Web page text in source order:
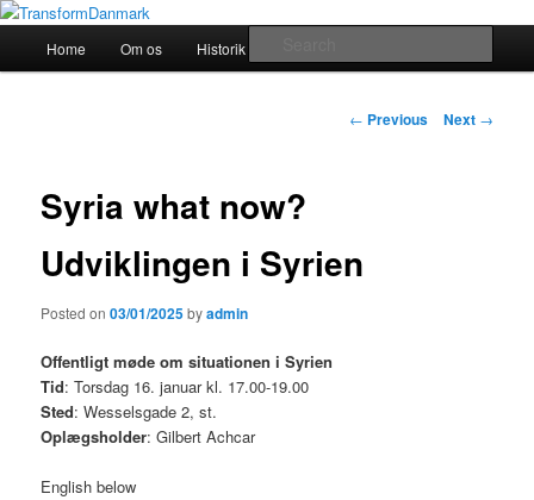
TransformDanmark
Skip
content
Home Om os Historik
Post
← Previous Next →
Syria what now?
Udviklingen i Syrien
Posted on03/01/2025byadmin
Offentligt møde om situationen i Syrien
Tid: Torsdag 16. januar kl. 17.00-19.00
Sted: Wesselsgade 2, st.
Oplægsholder: Gilbert Achcar
English below